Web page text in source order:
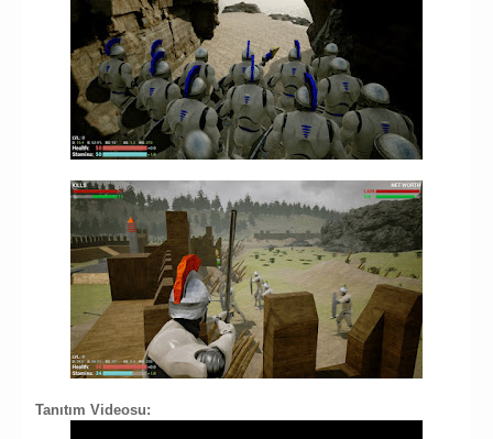
Tanıtım Videosu: